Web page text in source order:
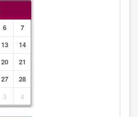
6
7
13
14
20
21
27
28
3 4